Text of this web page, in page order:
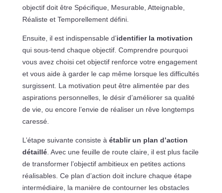
objectif doit être Spécifique, Mesurable, Atteignable,
Réaliste et Temporellement défini.
Ensuite, il est indispensable d’identifier la motivation
qui sous-tend chaque objectif. Comprendre pourquoi
vous avez choisi cet objectif renforce votre engagement
et vous aide à garder le cap même lorsque les difficultés
surgissent. La motivation peut être alimentée par des
aspirations personnelles, le désir d’améliorer sa qualité
de vie, ou encore l’envie de réaliser un rêve longtemps
caressé.
L’étape suivante consiste à établir un plan d’action
détaillé. Avec une feuille de route claire, il est plus facile
de transformer l’objectif ambitieux en petites actions
réalisables. Ce plan d’action doit inclure chaque étape
intermédiaire, la manière de contourner les obstacles